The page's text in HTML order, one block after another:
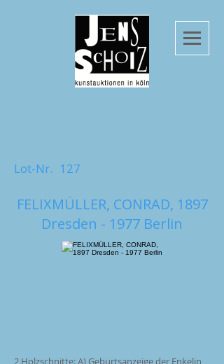
Lot-Nr. 127
FELIXMÜLLER, CONRAD, 1897
Dresden - 1977 Berlin
2 Holzschnitte: A) Geburtsanzeige der Enkelin